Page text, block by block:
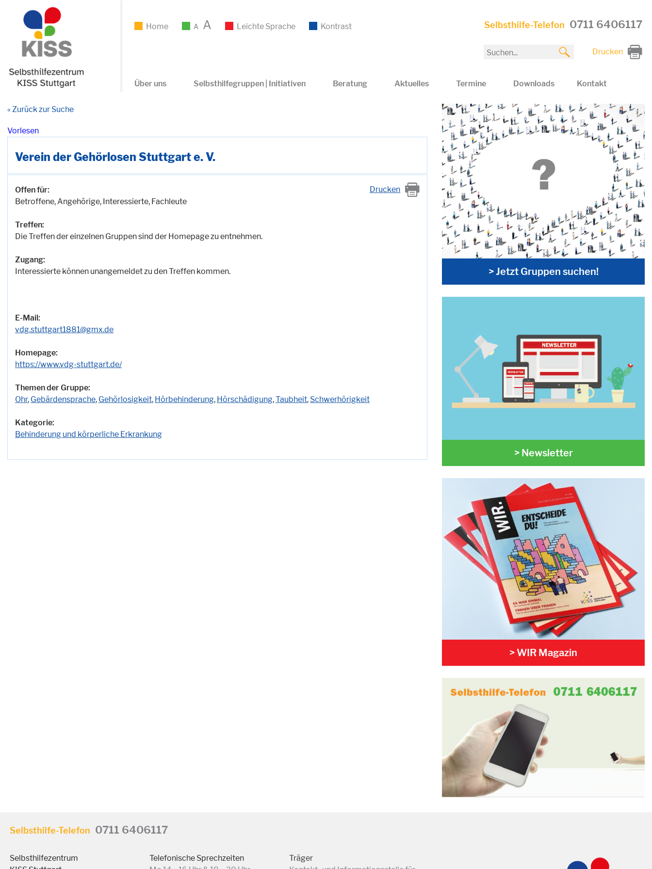
Home A A Leichte Sprache Kontrast Selbsthilfe-Telefon 0711 6406117
Drucken
Über uns Selbsthilfegruppen | Initiativen Beratung Aktuelles Termine Downloads Kontakt
« Zurück zur Suche
Vorlesen
Verein der Gehörlosen Stuttgart e. V.
Drucken
Offen für:
Betroffene, Angehörige, Interessierte, Fachleute
Treffen:
Die Treffen der einzelnen Gruppen sind der Homepage zu entnehmen.
Zugang:
Interessierte können unangemeldet zu den Treffen kommen.
E-Mail:
vdg.stuttgart1881@gmx.de
Homepage:
https://www.vdg-stuttgart.de/
Themen der Gruppe:
Ohr, Gebärdensprache, Gehörlosigkeit, Hörbehinderung, Hörschädigung,Taubheit, Schwerhörigkeit
Kategorie:
Behinderung und körperliche Erkrankung
> Jetzt Gruppen suchen!
> Newsletter
> WIR Magazin
Selbsthilfe-Telefon 0711 6406117
Selbsthilfezentrum
Telefonische Sprechzeiten
Träger